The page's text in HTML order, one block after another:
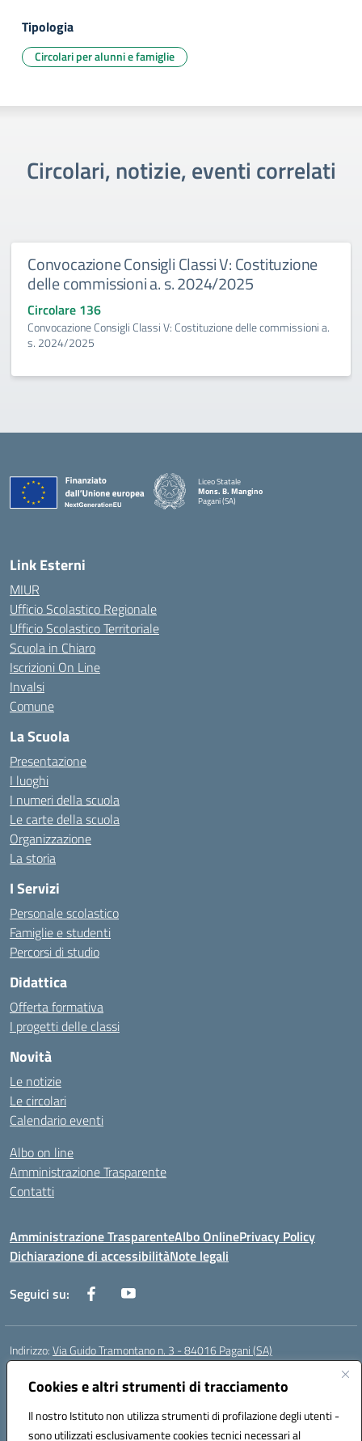
Cookies e altri strumenti di tracciamento
Il nostro Istituto non utilizza strumenti di profilazione degli utenti -
sono utilizzati esclusivamente cookies tecnici necessari al
Tipologia
Circolari per alunni e famiglie
Circolari, notizie, eventi correlati
Convocazione Consigli Classi V: Costituzione
delle commissioni a. s. 2024/2025
Circolare 136
Convocazione Consigli Classi V: Costituzione delle commissioni a.
s. 2024/2025
Liceo Statale
Mons. B. Mangino
Pagani (SA)
— Visita la pagina iniziale della scuola
Link Esterni
MIUR
Ufficio Scolastico Regionale
Ufficio Scolastico Territoriale
Scuola in Chiaro
Iscrizioni On Line
Invalsi
Comune
La Scuola
Presentazione
I luoghi
I numeri della scuola
Le carte della scuola
Organizzazione
La storia
I Servizi
Personale scolastico
Famiglie e studenti
Percorsi di studio
Didattica
Offerta formativa
I progetti delle classi
Novità
Le notizie
Le circolari
Calendario eventi
Albo on line
Amministrazione Trasparente
Contatti
Amministrazione TrasparenteAlbo OnlinePrivacy Policy
Dichiarazione di accessibilitàNote legali
Seguici su:
Indirizzo:Via Guido Tramontano n. 3 - 84016 Pagani (SA)
Centralino:
Posta elettronica certificata (PEC):saps08000t@pec.istruzione.it
Codice fiscale: 80022400651
Codice meccanografico:SAPS08000T